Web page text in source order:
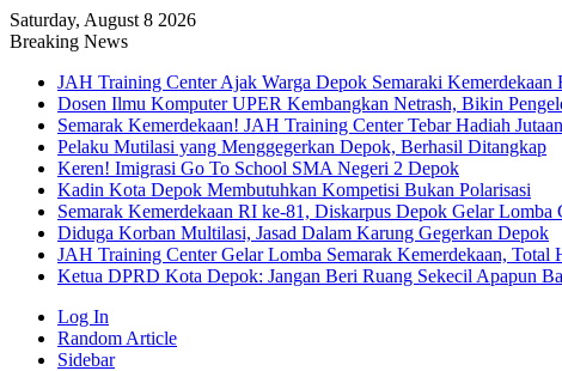
Saturday, August 8 2026
Breaking News
JAH Training Center Ajak Warga Depok Semaraki Kemerdekaan
Dosen Ilmu Komputer UPER Kembangkan Netrash, Bikin
Semarak Kemerdekaan! JAH Training Center Tebar Hadiah
Pelaku Mutilasi yang Menggegerkan Depok, Berhasil Ditangkap
Keren! Imigrasi Go To School SMA Negeri 2 Depok
Kadin Kota Depok Membutuhkan Kompetisi Bukan Polarisasi
Semarak Kemerdekaan RI ke-81, Diskarpus Depok Gelar Lomba
Diduga Korban Multilasi, Jasad Dalam Karung Gegerkan Depok
JAH Training Center Gelar Lomba Semarak Kemerdekaan, Total
Ketua DPRD Kota Depok: Jangan Beri Ruang Sekecil Apapun
Log In
Random Article
Sidebar